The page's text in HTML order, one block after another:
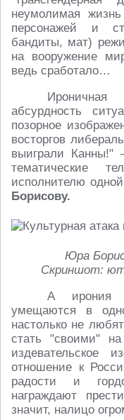
неумолимая
персонажей и
бандиты, мат)
на вооружение
ведь сработало…
абсурдность
позорное
восторгов
выиграли Канны!"
тематические
исполнителю
Борисову.
Юра
Скриншот:
А ирония
умещаются в
настолько не
стать "своими"
издевательское
отношение к
радости и
награждают
значит, налицо